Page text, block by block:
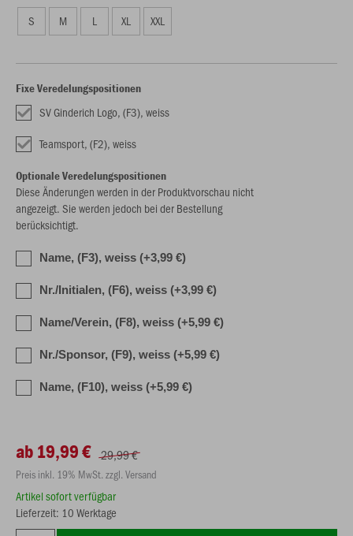
S M L XL XXL
Fixe Veredelungspositionen
SV Ginderich Logo, (F3), weiss
Teamsport, (F2), weiss
Optionale Veredelungspositionen
Diese Änderungen werden in der Produktvorschau nicht
angezeigt. Sie werden jedoch bei der Bestellung
berücksichtigt.
Name, (F3), weiss (+3,99 €)
Nr./Initialen, (F6), weiss (+3,99 €)
Name/Verein, (F8), weiss (+5,99 €)
Nr./Sponsor, (F9), weiss (+5,99 €)
Name, (F10), weiss (+5,99 €)
ab 19,99 € 29,99 €
Preis inkl. 19% MwSt. zzgl. Versand
Artikel sofort verfügbar
Lieferzeit: 10 Werktage